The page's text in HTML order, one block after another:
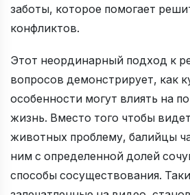
заботы, которое помогает
конфликтов.
Этот неординарный подход к
вопросов демонстрирует, как
особенности могут влиять на
жизнь. Вместо того чтобы
животных проблему, балийцы
ним с определенной долей
способы сосуществования.